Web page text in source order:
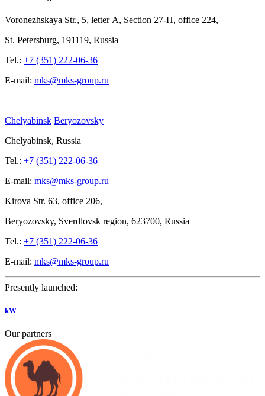
Voronezhskaya Str., 5, letter A, Section 27-Н, office 224,
St. Petersburg, 191119, Russia
Tel.: +7 (351) 222-06-36
E-mail: mks@mks-group.ru
Chelyabinsk Beryozovsky
Chelyabinsk, Russia
Tel.: +7 (351) 222-06-36
E-mail: mks@mks-group.ru
Kirova Str. 63, office 206,
Beryozovsky, Sverdlovsk region, 623700, Russia
Tel.: +7 (351) 222-06-36
E-mail: mks@mks-group.ru
Presently launched:
kW
Our partners